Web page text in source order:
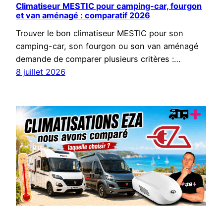
Climatiseur MESTIC pour camping-car, fourgon
et van aménagé : comparatif 2026
Trouver le bon climatiseur MESTIC pour son
camping-car, son fourgon ou son van aménagé
demande de comparer plusieurs critères :…
8 juillet 2026